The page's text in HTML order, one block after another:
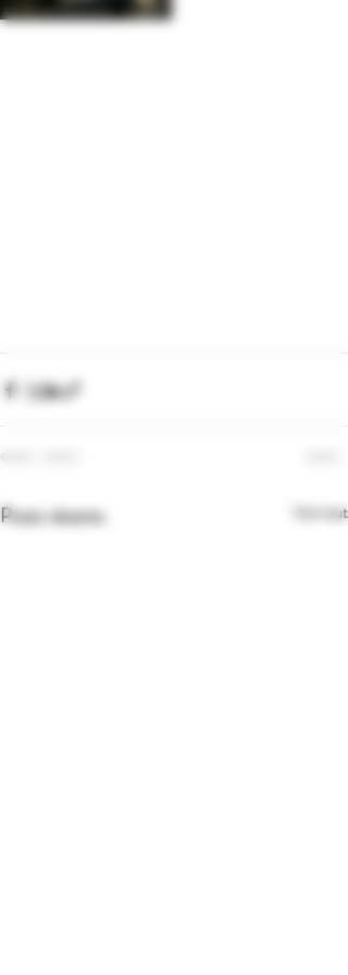
Posts récents Voir tout